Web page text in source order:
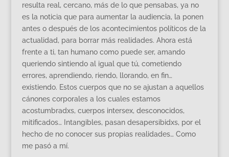
resulta real, cercano, más de lo que pensabas, ya no
es la noticia que para aumentar la audiencia, la ponen
antes o después de los acontecimientos políticos de la
actualidad, para borrar más realidades. Ahora está
frente a ti, tan humano como puede ser, amando
queriendo sintiendo al igual que tú, cometiendo
errores, aprendiendo, riendo, llorando, en fin…
existiendo. Estos cuerpos que no se ajustan a aquellos
cánones corporales a los cuales estamos
acostumbradxs, cuerpos intersex, desconocidos,
mitificados… Intangibles, pasan desapersibidxs, por el
hecho de no conocer sus propias realidades… Como
me pasó a mí.